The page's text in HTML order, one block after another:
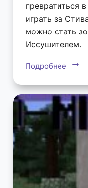
превратиться
играть за
можно стать
Иссушителем.
Подробнее